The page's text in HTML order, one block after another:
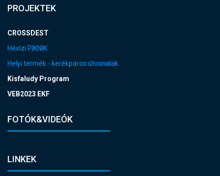
PROJEKTEK
CROSSDEST
Hévízi PIKNIK
Helyi termék - kerékpáros útvonalak
Kisfaludy Program
VEB2023 EKF
FOTÓK&VIDEÓK
LINKEK